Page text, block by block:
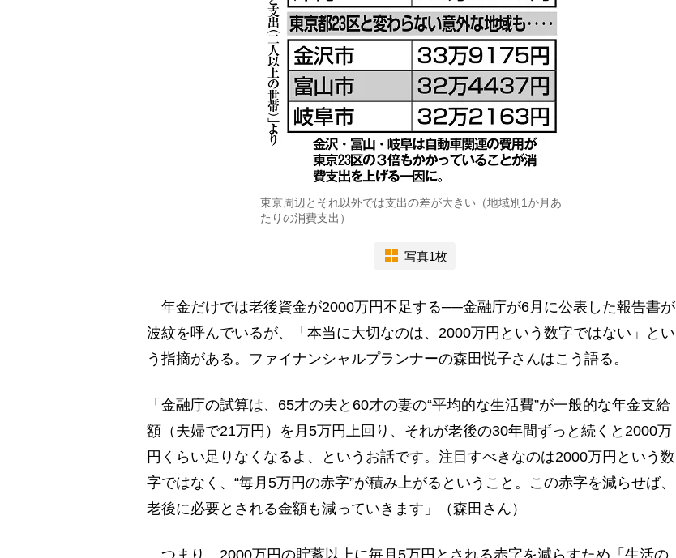
東京周辺とそれ以外では支出の差が大きい（地域別1か月あ
たりの消費支出）
写真1枚
年金だけでは老後資金が2000万円不足する──金融庁が6月に公表した報告書が
波紋を呼んでいるが、「本当に大切なのは、2000万円という数字ではない」とい
う指摘がある。ファイナンシャルプランナーの森田悦子さんはこう語る。
「金融庁の試算は、65才の夫と60才の妻の“平均的な生活費”が一般的な年金支給
額（夫婦で21万円）を月5万円上回り、それが老後の30年間ずっと続くと2000万
円くらい足りなくなるよ、というお話です。注目すべきなのは2000万円という数
字ではなく、“毎月5万円の赤字”が積み上がるということ。この赤字を減らせば、
老後に必要とされる金額も減っていきます」（森田さん）